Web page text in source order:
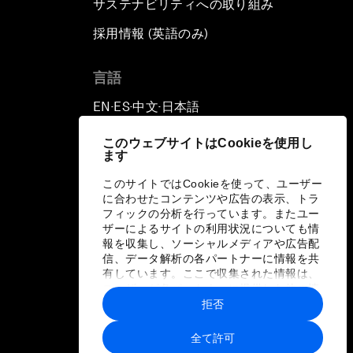
このウェブサイトはCookieを使用し
ます
このサイトではCookieを使って、ユーザー
に合わせたコンテンツや広告の表示、トラ
フィックの分析を行っています。またユー
ザーによるサイトの利用状況についても情
報を収集し、ソーシャルメディアや広告配
信、データ解析の各パートナーに情報を共
有しています。ここで収集された情報は、
ユーザーが各パートナーに提供した他の情
報や各パートナーのサービスを使用した際
に収集された情報と組み合わされ、各パー
トナーによって使用されることがありま
す。
全て許可
拒否
サステナビリティへの取り組み
採用情報 (英語のみ)
言語
EN ▪ ES▪中文▪ 日本語